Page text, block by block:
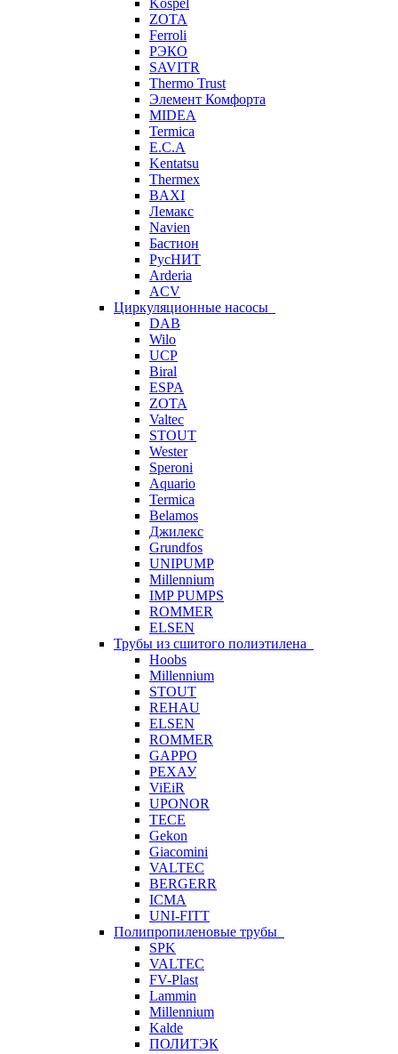
Kospel
ZOTA
Ferroli
РЭКО
SAVITR
Thermo Trust
Элемент Комфорта
MIDEA
Termica
E.C.A
Kentatsu
Thermex
BAXI
Лемакс
Navien
Бастион
РусНИТ
Arderia
ACV
Циркуляционные насосы
DAB
Wilo
UCP
Biral
ESPA
ZOTA
Valtec
STOUT
Wester
Speroni
Aquario
Termica
Belamos
Джилекс
Grundfos
UNIPUMP
Millennium
IMP PUMPS
ROMMER
ELSEN
Трубы из сшитого полиэтилена
Hoobs
Millennium
STOUT
REHAU
ELSEN
ROMMER
GAPPO
РЕХАУ
ViEiR
UPONOR
TECE
Gekon
Giacomini
VALTEC
BERGERR
ICMA
UNI-FITT
Полипропиленовые трубы
SPK
VALTEC
FV-Plast
Lammin
Millennium
Kalde
ПОЛИТЭК